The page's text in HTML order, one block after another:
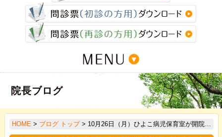
>
>
>
院長ブログ
HOME > ブログ トップ> 10月26日（月）ひよこ病児保育室が開院します